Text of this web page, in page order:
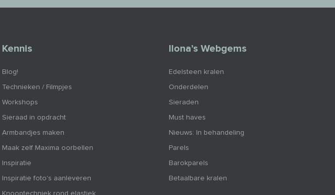
Kennis
Blog!
Technieken / Filmpjes
Workshops
Sieraad in opdracht
Armbandjes maken
Maak zelf Maxima oorbellen
Inspiratie
Inspiratie foto's aanleveren
Ilona’s Webgems
Edelsteen kralen
Onderdelen
Sieraden
Must haves
Nieuws: In behandeling
Parels
Barokparels
Betaalbare kralen